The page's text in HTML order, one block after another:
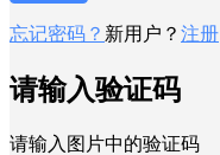
忘记密码？ 新用户？ 注册
请输入验证码
请输入图片中的验证码